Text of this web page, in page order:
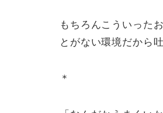
もちろんこういった
とがない環境だから
＊